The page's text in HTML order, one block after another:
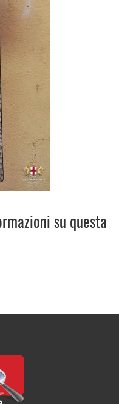
su questa